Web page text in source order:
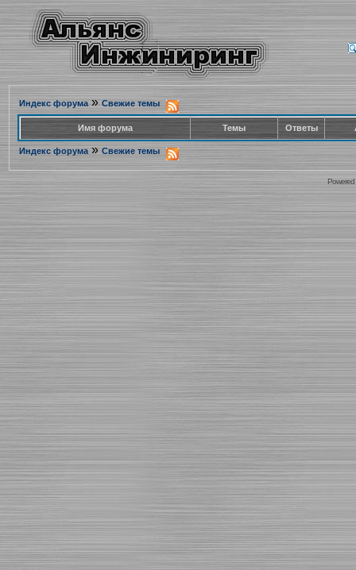
Индекс форума» Свежие темы
Имя форума Темы Ответы
Индекс форума » Свежие темы